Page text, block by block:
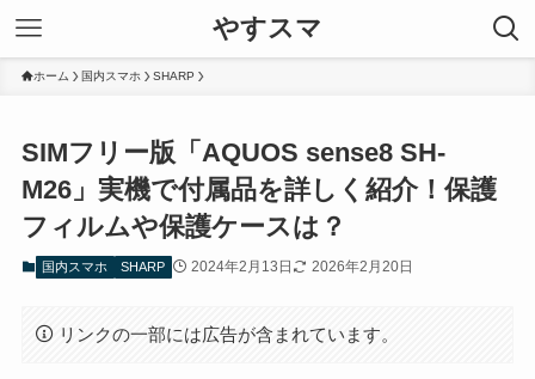
やすスマ
ホーム 国内スマホ SHARP
SIMフリー版「AQUOS sense8 SH-
M26」実機で付属品を詳しく紹介！保護
フィルムや保護ケースは？
国内スマホ SHARP 2024年2月13日 2026年2月20日
リンクの一部には広告が含まれています。